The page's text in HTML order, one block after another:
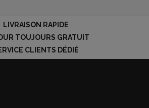
LIVRAISON RAPIDE
TOUJOURS GRATUIT
CLIENTS DÉDIÉ